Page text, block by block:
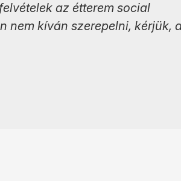
az étterem social
nem kíván szerepelni, kérjük,